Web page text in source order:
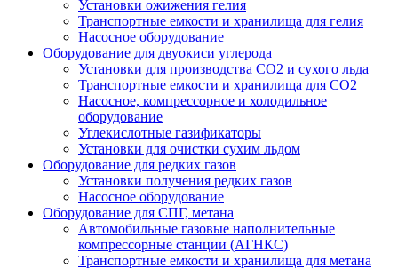
Установки ожижения гелия
Транспортные емкости и хранилища для гелия
Насосное оборудование
Оборудование для двуокиси углерода
Установки для производства СО2 и сухого льда
Транспортные емкости и хранилища для CO2
Насосное, компрессорное и холодильное
оборудование
Углекислотные газификаторы
Установки для очистки сухим льдом
Оборудование для редких газов
Установки получения редких газов
Насосное оборудование
Оборудование для СПГ, метана
Автомобильные газовые наполнительные
компрессорные станции (АГНКС)
Транспортные емкости и хранилища для метана